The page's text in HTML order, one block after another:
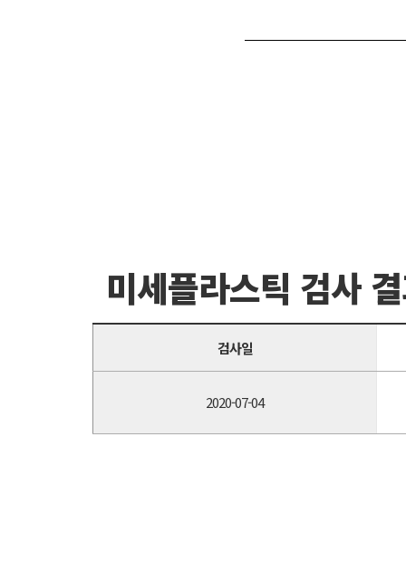
미세플라스틱 검사
검사일
2020-07-04